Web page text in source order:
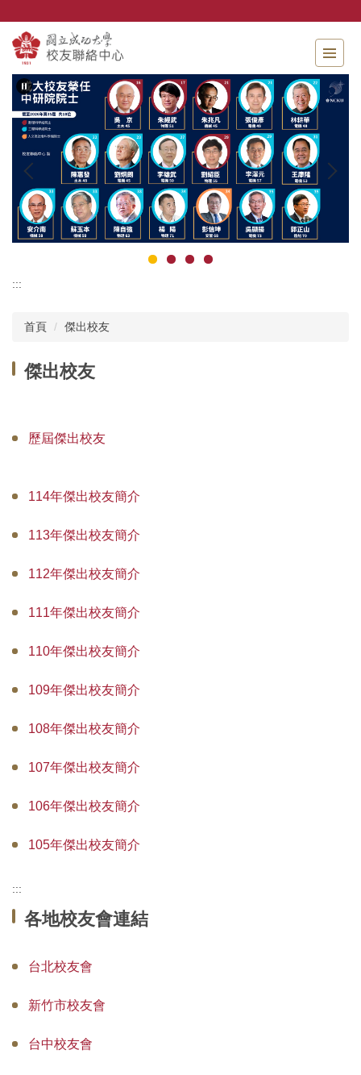
主
要
內
容
區
:::
首頁 傑出校友
傑出校友
歷屆傑出校友
114年傑出校友簡介
113年傑出校友簡介
112年傑出校友簡介
111年傑出校友簡介
110年傑出校友簡介
109年傑出校友簡介
108年傑出校友簡介
107年傑出校友簡介
106年傑出校友簡介
105年傑出校友簡介
:::
各地校友會連結
台北校友會
新竹市校友會
台中校友會